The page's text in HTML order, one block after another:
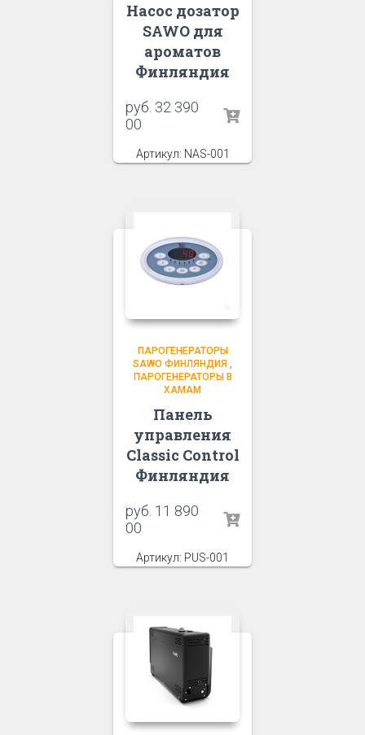
Насос дозатор
SAWO для
ароматов
Финляндия
руб. 32 390
00
Артикул: NAS-001
ПАРОГЕНЕРАТОРЫ
SAWO ФИНЛЯНДИЯ
ПАРОГЕНЕРАТОРЫ В
ХАМАМ
Панель
управления
Classic Control
Финляндия
руб. 11 890
00
Артикул: PUS-001